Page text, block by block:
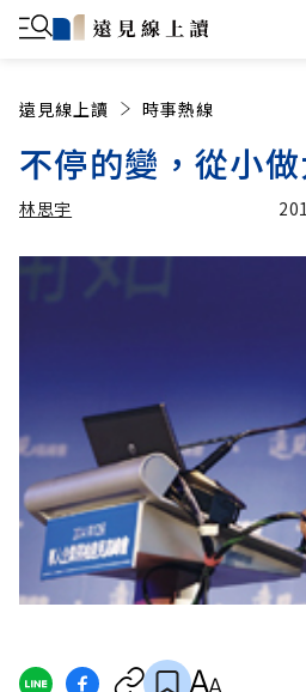
遠見線上讀 時事熱線
不停的變，從小
林思宇